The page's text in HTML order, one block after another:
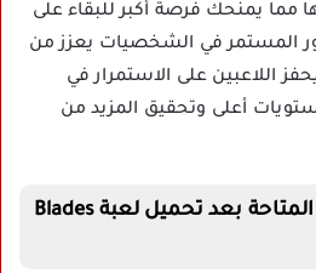
مما يمنحك فرصة أكبر للبقاء على
المستمر في الشخصيات يعزز من
اللاعبين على الاستمرار في
أعلى وتحقيق المزيد من
تنوع الأسلحة والأزياء المتاحة بعد تحميل لعبة Blades